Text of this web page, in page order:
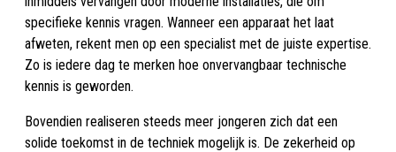
specifieke kennis vragen. Wanneer een apparaat het laat
afweten, rekent men op een specialist met de juiste expertise.
Zo is iedere dag te merken hoe onvervangbaar technische
kennis is geworden.
Bovendien realiseren steeds meer jongeren zich dat een
solide toekomst in de techniek mogelijk is. De zekerheid op